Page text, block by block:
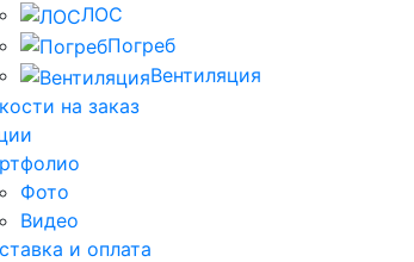
ЛОС
Погреб
Вентиляция
на заказ
Фото
Видео
и оплата